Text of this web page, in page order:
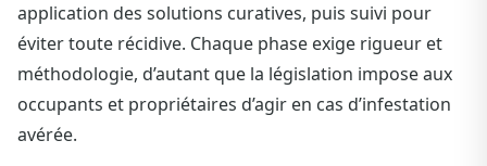
application des solutions curatives, puis suivi pour
éviter toute récidive. Chaque phase exige rigueur et
méthodologie, d’autant que la législation impose aux
occupants et propriétaires d’agir en cas d’infestation
avérée.